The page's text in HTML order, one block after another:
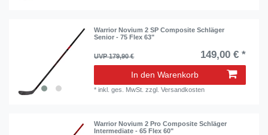
Warrior Novium 2 SP Composite Schläger
Senior - 75 Flex 63"
UVP 179,90 € 149,00 € *
In den Warenkorb
*inkl. ges. MwSt. zzgl.Versandkosten
Warrior Novium 2 Pro Composite Schläger
Intermediate - 65 Flex 60"